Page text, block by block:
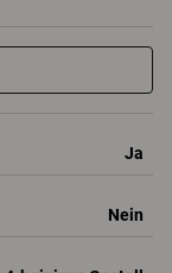
Ja
Nein